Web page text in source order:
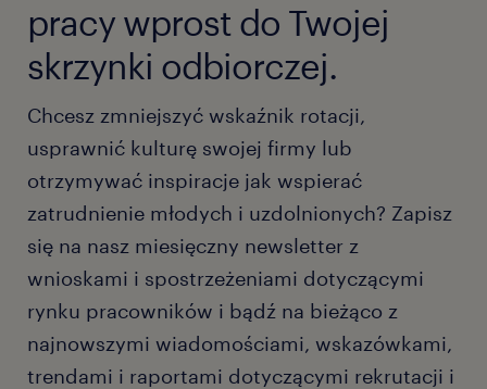
pracy wprost do Twojej
skrzynki odbiorczej.
Chcesz zmniejszyć wskaźnik rotacji,
usprawnić kulturę swojej firmy lub
otrzymywać inspiracje jak wspierać
zatrudnienie młodych i uzdolnionych? Zapisz
się na nasz miesięczny newsletter z
wnioskami i spostrzeżeniami dotyczącymi
rynku pracowników i bądź na bieżąco z
najnowszymi wiadomościami, wskazówkami,
trendami i raportami dotyczącymi rekrutacji i